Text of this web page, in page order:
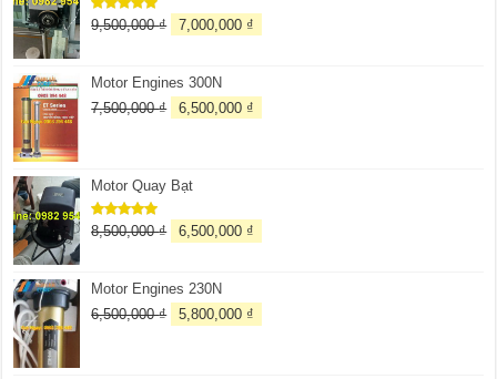
Được xếp
9,500,000₫ 7,000,000 ₫
Motor Engines 300N
7,500,000₫ 6,500,000 ₫
Motor Quay Bạt
Được xếp
8,500,000₫ 6,500,000 ₫
Motor Engines 230N
6,500,000₫ 5,800,000 ₫